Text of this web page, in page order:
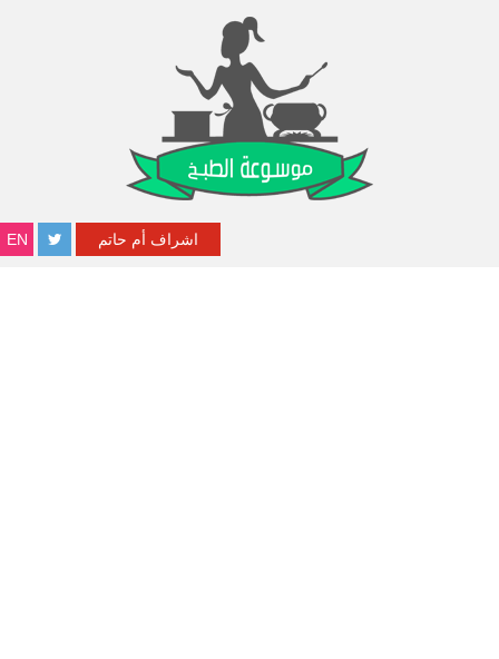
EN اشراف أم حاتم